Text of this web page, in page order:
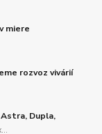
miere
rozvoz vivárií
Dupla,